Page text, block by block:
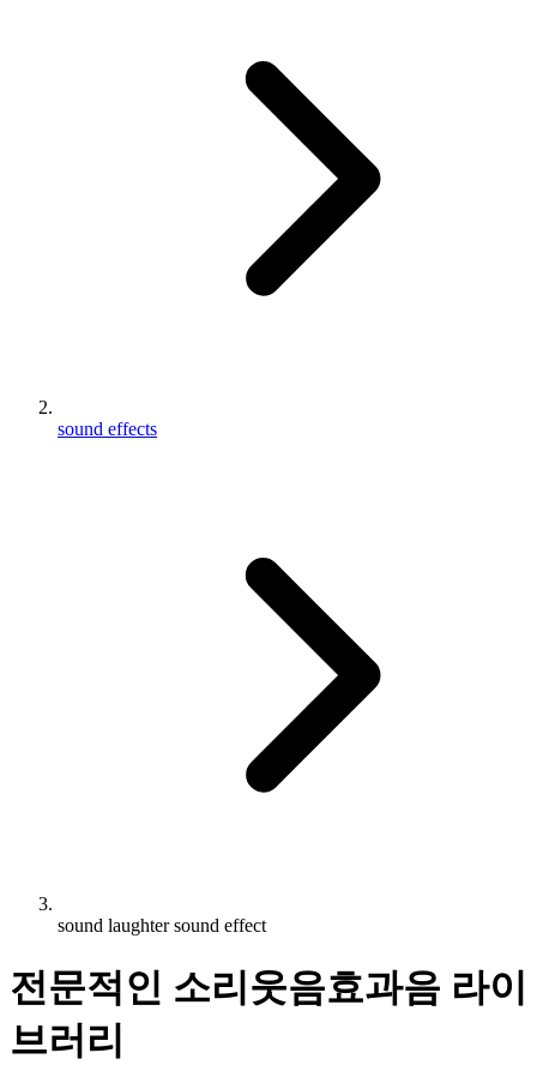
sound effects
sound laughter sound effect
전문적인 소리웃음효과음 라이
브러리